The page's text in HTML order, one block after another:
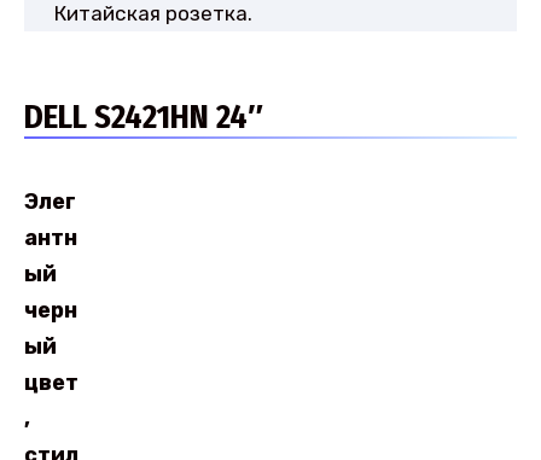
Китайская розетка.
DELL S2421HN 24″
Элег
антн
ый
черн
ый
цвет
,